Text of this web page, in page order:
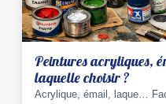
Peintures acryliques,
laquelle choisir ?
Acrylique, émail, laque…